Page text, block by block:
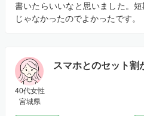
書いたらいいなと思いました。
じゃなかったのでよかったです。
スマホとのセット割
40代女性
宮城県